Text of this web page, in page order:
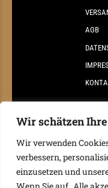
Wir schätzen
Wir verwenden
verbessern,
einzusetzen und
AGB
©